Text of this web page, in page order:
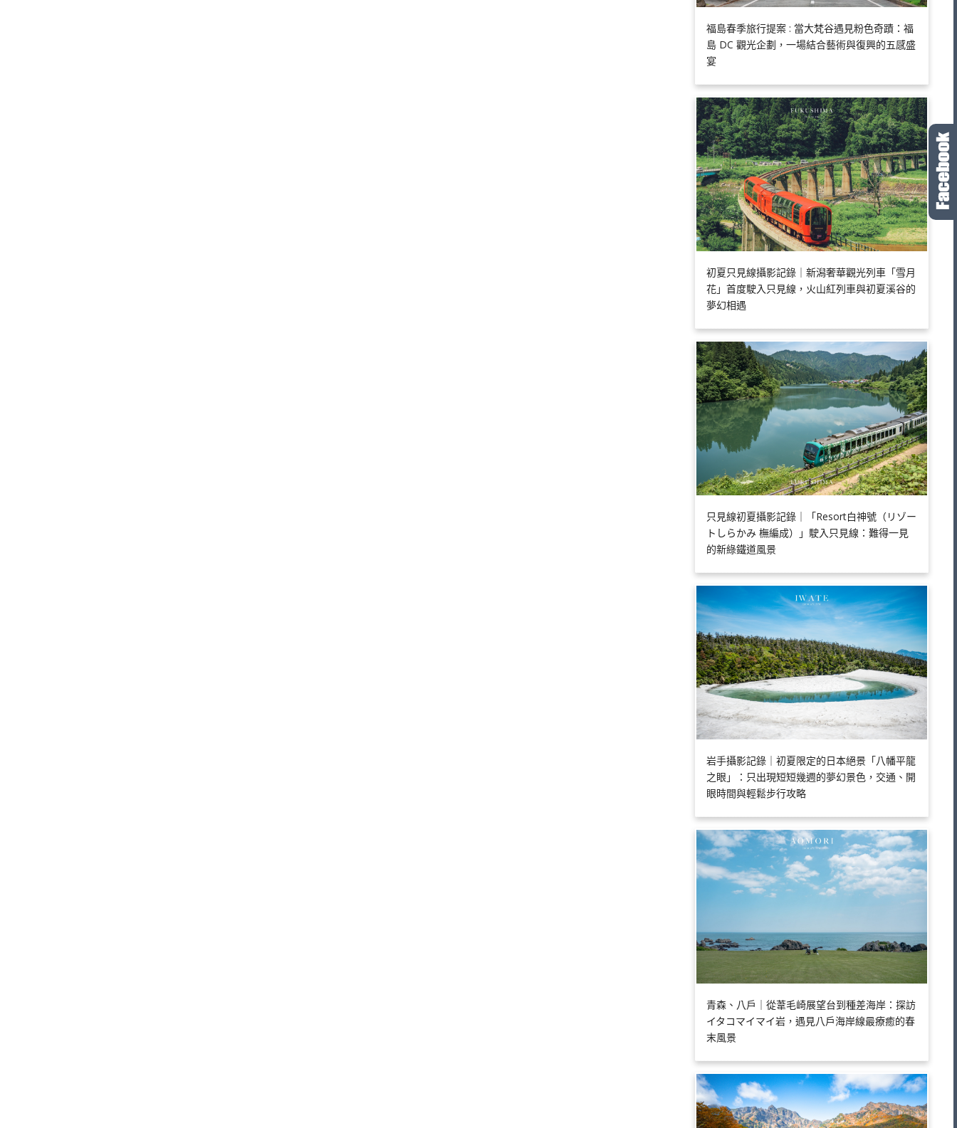
福島春季旅行提案 : 當大梵谷遇見粉色奇蹟：福
島 DC 觀光企劃，一場結合藝術與復興的五感盛
宴
初夏只見線攝影記錄｜新潟奢華觀光列車「雪月
花」首度駛入只見線，火山紅列車與初夏溪谷的
夢幻相遇
只見線初夏攝影記錄｜「Resort白神號（リゾー
トしらかみ 橅編成）」駛入只見線：難得一見
的新綠鐵道風景
岩手攝影記錄｜初夏限定的日本絕景「八幡平龍
之眼」：只出現短短幾週的夢幻景色，交通、開
眼時間與輕鬆步行攻略
青森、八戶｜從葦毛崎展望台到種差海岸：探訪
イタコマイマイ岩，遇見八戶海岸線最療癒的春
末風景